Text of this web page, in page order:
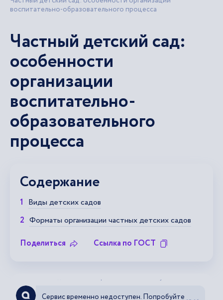
воспитательно-образовательного процесса
Частный детский сад:
особенности
организации
воспитательно-
образовательного
процесса
Содержание
Виды детских садов
Форматы организации частных детских садов
Поделиться
Ссылка по ГОСТ